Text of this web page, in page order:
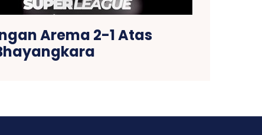
Arema 2-1 Atas